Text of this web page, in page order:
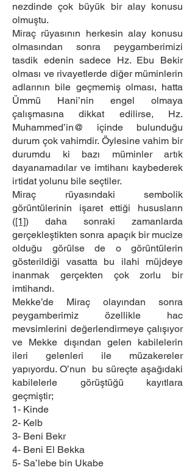
nezdinde çok büyük bir alay konusu
olmuştu.
Miraç rüyasının herkesin alay konusu
olmasından sonra peygamberimizi
tasdik edenin sadece Hz. Ebu Bekir
olması ve rivayetlerde diğer müminlerin
adlarının bile geçmemiş olması, hatta
Ümmü Hani’nin engel olmaya
çalışmasına dikkat edilirse, Hz.
Muhammed’in@ içinde bulunduğu
durum çok vahimdir. Öylesine vahim bir
durumdu ki bazı müminler artık
dayanamadılar ve imtihanı kaybederek
irtidat yolunu bile seçtiler.
Miraç rüyasındaki sembolik
görüntülerinin işaret ettiği hususların
([1]) daha sonraki zamanlarda
gerçekleştikten sonra apaçık bir mucize
olduğu görülse de o görüntülerin
gösterildiği vasatta bu ilahi müjdeye
inanmak gerçekten çok zorlu bir
imtihandı.
Mekke’de Miraç olayından sonra
peygamberimiz özellikle hac
mevsimlerini değerlendirmeye çalışıyor
ve Mekke dışından gelen kabilelerin
ileri gelenleri ile müzakereler
yapıyordu. O’nun bu süreçte aşağıdaki
kabilelerle görüştüğü kayıtlara
geçmiştir;
1- Kinde
2- Kelb
3- Beni Bekr
4- Beni El Bekka
5- Sa’lebe bin Ukabe